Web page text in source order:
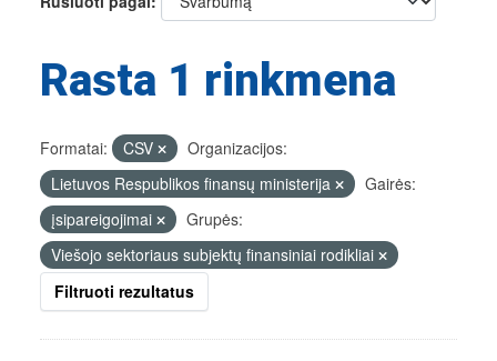
Rasta 1 rinkmena
Formatai: CSV
Organizacijos:
Lietuvos Respublikos finansų ministerija
Gairės:
įsipareigojimai
Grupės:
Viešojo sektoriaus subjektų finansiniai rodikliai
Filtruoti rezultatus